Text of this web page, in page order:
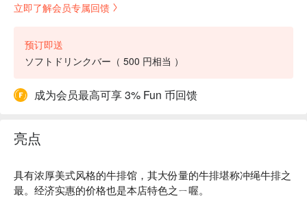
立即了解会员专属回馈
预订即送
ソフトドリンクバー（ 500 円相当 ）
成为会员最高可享 3% Fun 币回馈
亮点
具有浓厚美式风格的牛排馆，其大份量的牛排堪称冲绳牛排之
最。经济实惠的价格也是本店特色之ㄧ喔。